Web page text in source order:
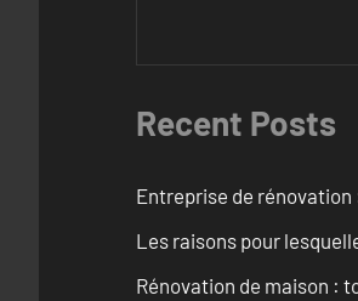
Recent Posts
Entreprise de
Les raisons pour
Rénovation de maison :